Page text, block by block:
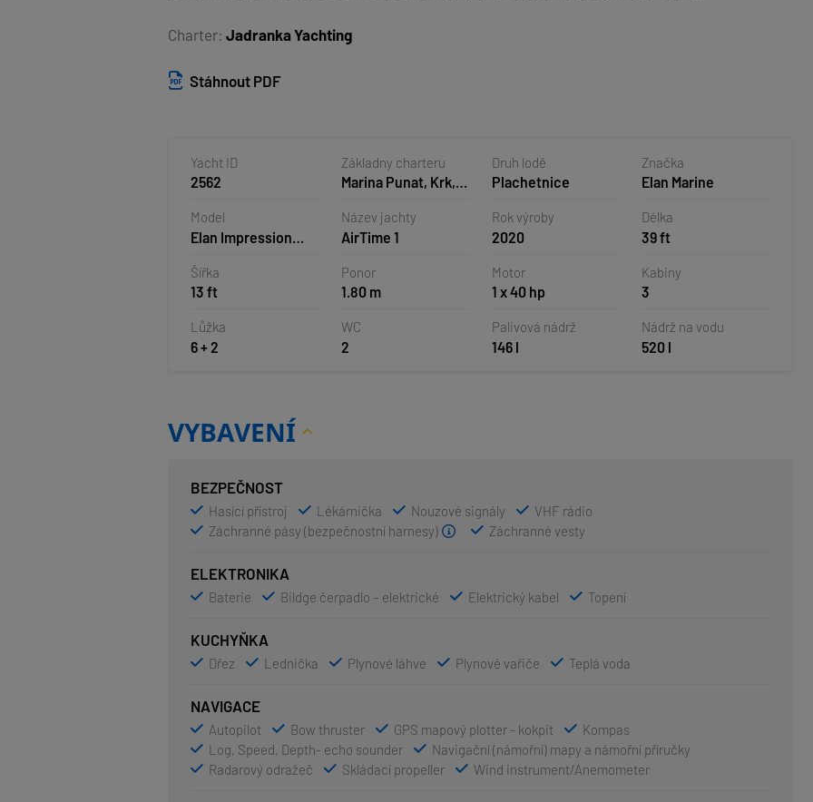
Charter: Jadranka Yachting
Stáhnout PDF
Yacht ID
2562
Základny charteru
Marina Punat, Krk,
Druh lodě
Plachetnice
Značka
Elan Marine
Model
Elan Impression
Název jachty
AirTime 1
Rok výroby
2020
Délka
39 ft
Šířka
13 ft
Ponor
1.80 m
Motor
1 x 40 hp
Kabiny
3
Lůžka
6 + 2
WC
2
Palivová nádrž
146 l
Nádrž na vodu
520 l
VYBAVENÍ
BEZPEČNOST
Hasící přístroj Lékárnička Nouzové signály
VHF rádio
Záchranné pásy (bezpečnostní harnesy)
Záchranné vesty
ELEKTRONIKA
Baterie Bildge čerpadlo – elektrické Elektrický kabel Topení
KUCHYŇKA
Dřez Lednička Plynové láhve Plynové vařiče Teplá voda
NAVIGACE
Autopilot Bow thruster GPS mapový plotter - kokpit
Kompas
Log, Speed, Depth- echo sounder
Navigační (námořní) mapy a námořní příručky
Radarový odražeč
Skládací propeller Wind instrument/Anemometer